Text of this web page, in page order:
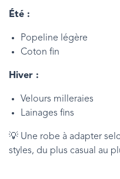
Été :
Popeline légère
Coton fin
Hiver :
Velours milleraies
Lainages fins
💡 Une robe à adapter
styles, du plus casual au